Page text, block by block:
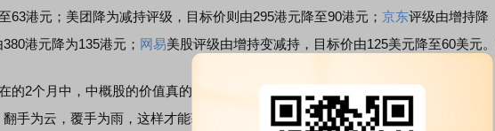
63港元；美团降为减持评级，目标价则由295港元降至90港元； 京东评级由增持降
港元降为135港元； 网易美股评级由增持变减持，目标价由125美元降至60美元。
2个月中，中概股的价值真的有如此天壤之别？大家也就心中有数了——华尔街
手为云，覆手为雨，这样才能获取短期的利润。华尔街所谓的看多，不能不当回